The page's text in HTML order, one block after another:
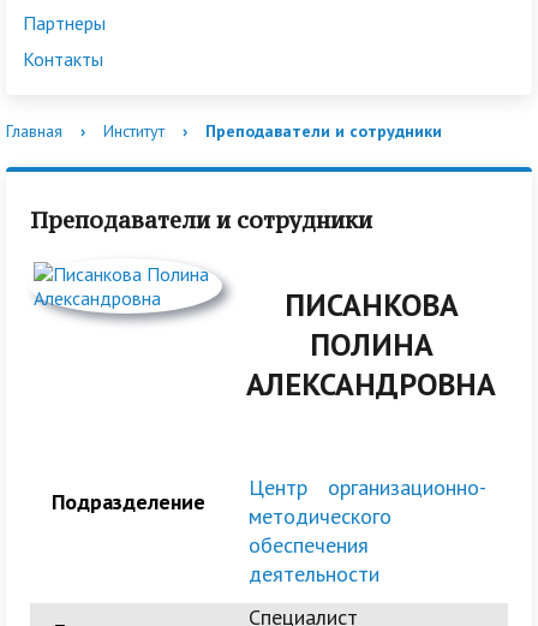
Партнеры
Контакты
Главная › Институт › Преподаватели и сотрудники
Преподаватели и сотрудники
ПИСАНКОВА
ПОЛИНА
АЛЕКСАНДРОВНА
Подразделение
Центр организационно-
методического
обеспечения
деятельности
Специалист